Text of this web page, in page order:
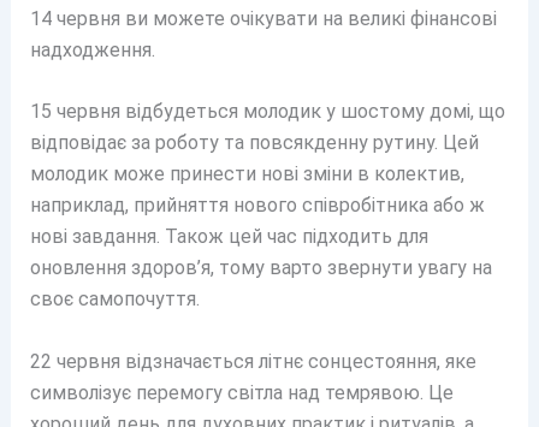
14 червня ви можете очікувати на великі фінансові
надходження.
15 червня відбудеться молодик у шостому домі, що
відповідає за роботу та повсякденну рутину. Цей
молодик може принести нові зміни в колектив,
наприклад, прийняття нового співробітника або ж
нові завдання. Також цей час підходить для
оновлення здоров’я, тому варто звернути увагу на
своє самопочуття.
22 червня відзначається літнє сонцестояння, яке
символізує перемогу світла над темрявою. Це